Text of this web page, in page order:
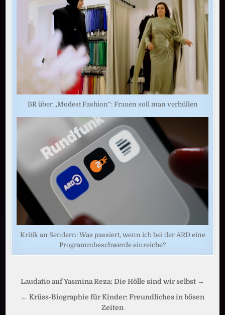
BR über „Modest Fashion“: Frauen soll man verhüllen
Kritik an Sendern: Was passiert, wenn ich bei der ARD eine
Programmbeschwerde einreiche?
Beitragsnavigation
Laudatio auf Yasmina Reza: Die Hölle sind wir selbst →
← Krüss-Biographie für Kinder: Freundliches in bösen
Zeiten